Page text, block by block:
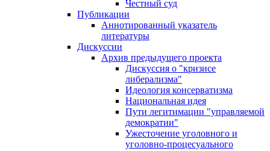
Честный суд
Публикации
Аннотированный указатель
литературы
Дискуссии
Архив предыдущего проекта
Дискуссия о "кризисе
либерализма"
Идеология консерватизма
Национальная идея
Пути легитимации "управляемой
демократии"
Ужесточение уголовного и
уголовно-процесуального